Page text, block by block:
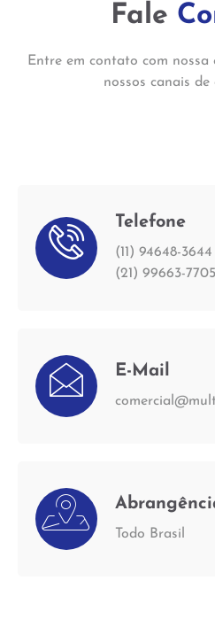
Fale
Entre em contato com
nossos canais
Telefone
(11) 94648-
(21) 99663-7705
E-Mail
Todo Brasil